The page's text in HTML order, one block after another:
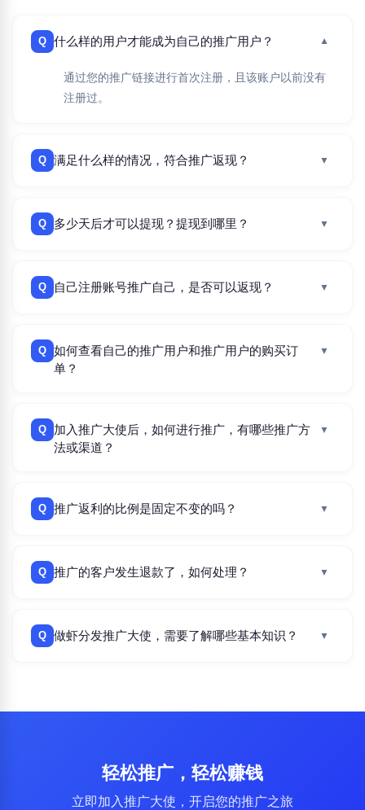
Q 什么样的用户才能成为自己的推广用户？ ▼
通过您的推广链接进行首次注册，且该账户以前没有
注册过。
Q 满足什么样的情况，符合推广返现？ ▼
Q 多少天后才可以提现？提现到哪里？ ▼
Q 自己注册账号推广自己，是否可以返现？ ▼
Q 如何查看自己的推广用户和推广用户的购买订
单？
▼
Q
加入推广大使后，如何进行推广，有哪些推广方
法或渠道？
▼
Q 推广返利的比例是固定不变的吗？ ▼
Q 推广的客户发生退款了，如何处理？ ▼
Q 做虾分发推广大使，需要了解哪些基本知识？ ▼
轻松推广，轻松赚钱
立即加入推广大使，开启您的推广之旅